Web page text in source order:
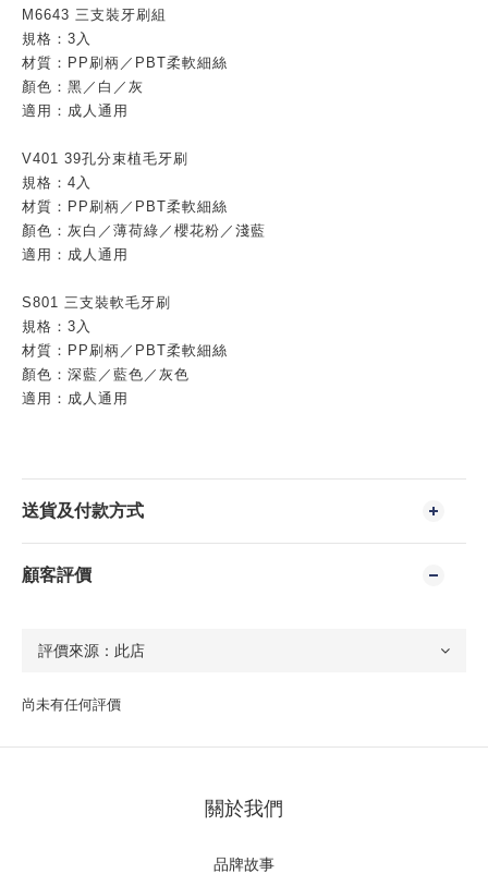
M6643 三支裝牙刷組
規格：3入
材質：PP刷柄／PBT柔軟細絲
顏色：黑／白／灰
適用：成人通用
V401 39孔分束植毛牙刷
規格：4入
材質：PP刷柄／PBT柔軟細絲
顏色：灰白／薄荷綠／櫻花粉／淺藍
適用：成人通用
S801 三支裝軟毛牙刷
規格：3入
材質：PP刷柄／PBT柔軟細絲
顏色：深藍／藍色／灰色
適用：成人通用
送貨及付款方式
顧客評價
尚未有任何評價
關於我們
品牌故事